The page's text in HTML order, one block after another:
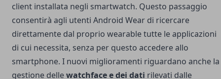
client installata negli smartwatch. Questo passaggio
consentirà agli utenti Android Wear di ricercare
direttamente dal proprio wearable tutte le applicazioni
di cui necessita, senza per questo accedere allo
smartphone. I nuovi miglioramenti riguardano anche la
gestione dellewatchface e dei dati rilevati dalle